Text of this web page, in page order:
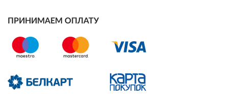
ПРИНИМАЕМ ОПЛАТУ